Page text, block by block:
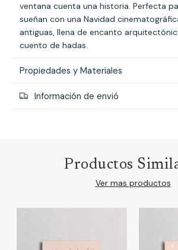
ventana cuenta una historia. Perfecta
sueñan con una Navidad
antiguas, llena de encanto
cuento de hadas.
Propiedades y Materiales
Información de envió
Productos
Ver mas productos